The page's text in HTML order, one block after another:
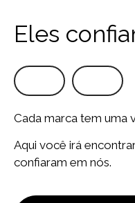
Eles
Cada marca tem uma
Aqui você irá
confiaram em nós.